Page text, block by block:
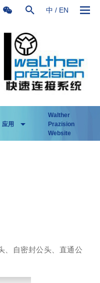
中 / EN
应用
Walther
Prazision
Website
、自密封公头、直通公